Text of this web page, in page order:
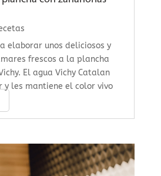
elaborar unos deliciosos y
frescos a la plancha
El agua Vichy Catalan
y les mantiene el color vivo